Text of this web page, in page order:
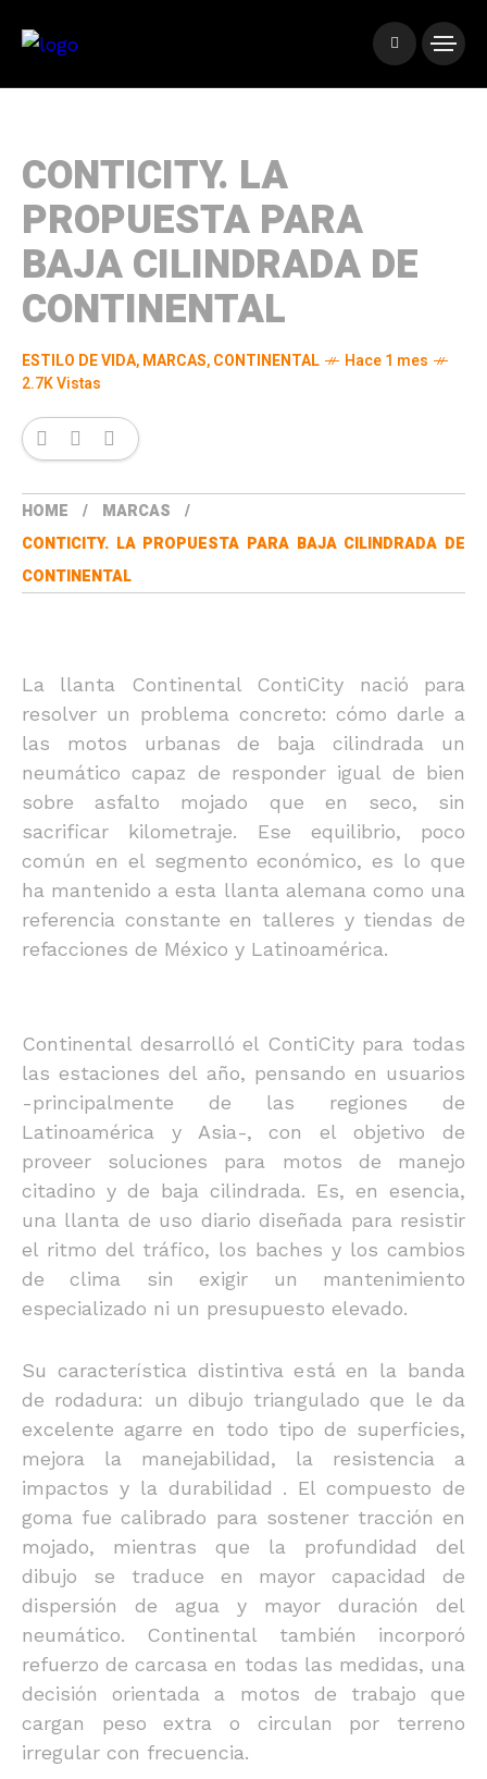
CONTICITY. LA
PROPUESTA PARA
BAJA CILINDRADA DE
CONTINENTAL
ESTILO DE VIDA,MARCAS,CONTINENTAL
Hace 1 mes
2.7K Vistas
HOME
MARCAS
CONTICITY. LA PROPUESTA PARA BAJA CILINDRADA DE
CONTINENTAL
La llanta Continental ContiCity nació para
resolver un problema concreto: cómo darle a
las motos urbanas de baja cilindrada un
neumático capaz de responder igual de bien
sobre asfalto mojado que en seco, sin
sacrificar kilometraje. Ese equilibrio, poco
común en el segmento económico, es lo que
ha mantenido a esta llanta alemana como una
referencia constante en talleres y tiendas de
refacciones de México y Latinoamérica.
Continental desarrolló el ContiCity para todas
las estaciones del año, pensando en usuarios
-principalmente de las regiones de
Latinoamérica y Asia-, con el objetivo de
proveer soluciones para motos de manejo
citadino y de baja cilindrada. Es, en esencia,
una llanta de uso diario diseñada para resistir
el ritmo del tráfico, los baches y los cambios
de clima sin exigir un mantenimiento
especializado ni un presupuesto elevado.
Su característica distintiva está en la banda
de rodadura: un dibujo triangulado que le da
excelente agarre en todo tipo de superficies,
mejora la manejabilidad, la resistencia a
impactos y la durabilidad . El compuesto de
goma fue calibrado para sostener tracción en
mojado, mientras que la profundidad del
dibujo se traduce en mayor capacidad de
dispersión de agua y mayor duración del
neumático. Continental también incorporó
refuerzo de carcasa en todas las medidas, una
decisión orientada a motos de trabajo que
cargan peso extra o circulan por terreno
irregular con frecuencia.